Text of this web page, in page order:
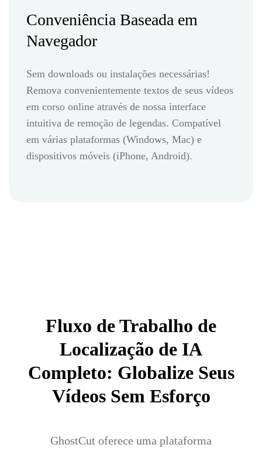
Conveniência Baseada em
Navegador
Sem downloads ou instalações necessárias!
Remova convenientemente textos de seus vídeos
em corso online através de nossa interface
intuitiva de remoção de legendas. Compatível
em várias plataformas (Windows, Mac) e
dispositivos móveis (iPhone, Android).
Fluxo de Trabalho de
Localização de IA
Completo: Globalize Seus
Vídeos Sem Esforço
GhostCut oferece uma plataforma